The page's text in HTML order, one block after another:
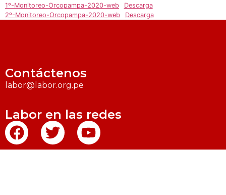
1º-Monitoreo-Orcopampa-2020-web
Descarga
2º-Monitoreo-Orcopampa-2020-web
Descarga
Contáctenos
labor@labor.org.pe
Labor en las redes